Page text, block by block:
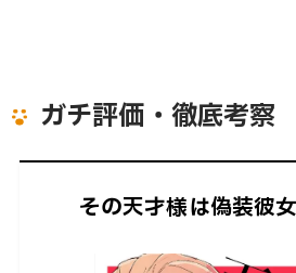
ガチ評価・徹底考察
その天才様は偽装彼